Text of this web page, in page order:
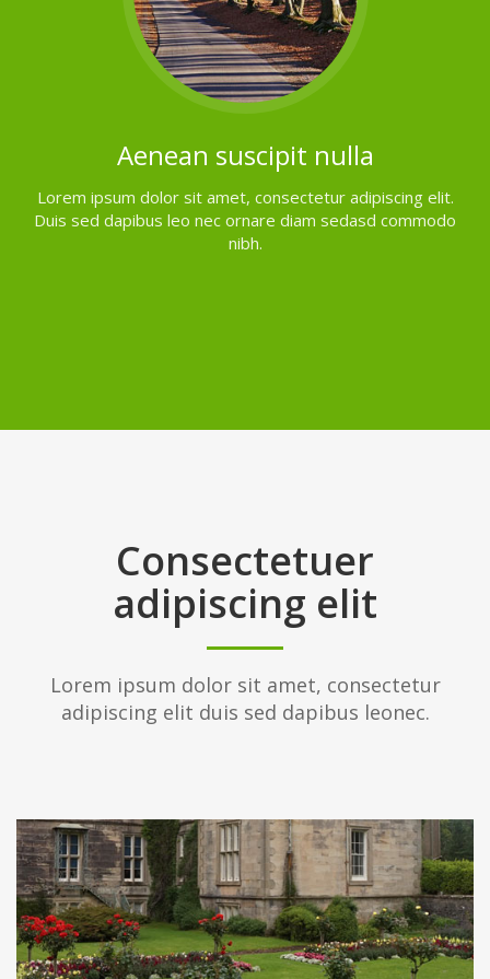
Aenean suscipit nulla
Lorem ipsum dolor sit amet, consectetur adipiscing elit.
Duis sed dapibus leo nec ornare diam sedasd commodo
nibh.
Consectetuer
adipiscing elit
Lorem ipsum dolor sit amet, consectetur
adipiscing elit duis sed dapibus leonec.